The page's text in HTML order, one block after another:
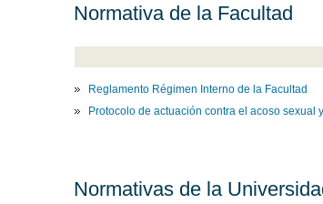
Normativa de la Facultad
Reglamento Régimen Interno de la Facultad
Protocolo de actuación contra el acoso sexual
Normativas de la